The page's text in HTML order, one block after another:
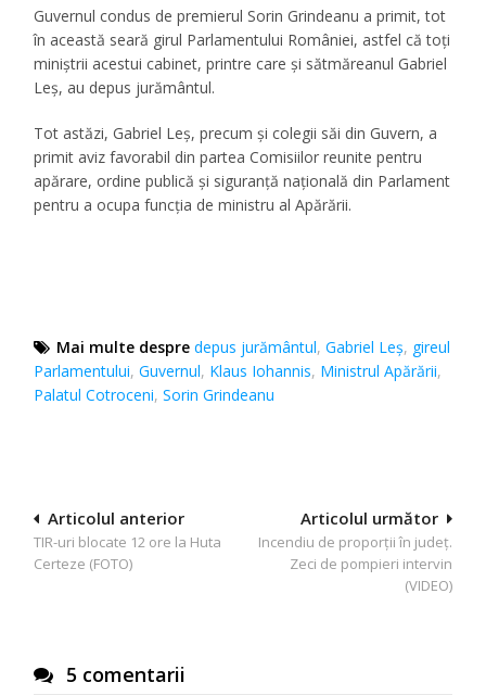
Guvernul condus de premierul Sorin Grindeanu a primit, tot
în această seară girul Parlamentului României, astfel că toți
miniștrii acestui cabinet, printre care și sătmăreanul Gabriel
Leș, au depus jurământul.
Tot astăzi, Gabriel Leș, precum și colegii săi din Guvern, a
primit aviz favorabil din partea Comisiilor reunite pentru
apărare, ordine publică și siguranță națională din Parlament
pentru a ocupa funcția de ministru al Apărării.
Mai multe despre depus jurământul,Gabriel Leş, gireul
Parlamentului,Guvernul, Klaus Iohannis, Ministrul Apărării,
Palatul Cotroceni,Sorin Grindeanu
Navigare
în
Articolul următor
Incendiu de proporții în județ.
Zeci de pompieri intervin
(VIDEO)
Articolul anterior
TIR-uri blocate 12 ore la Huta
Certeze (FOTO)
5 comentarii